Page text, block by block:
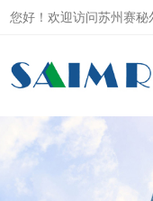
您好！欢迎访问苏州赛秘